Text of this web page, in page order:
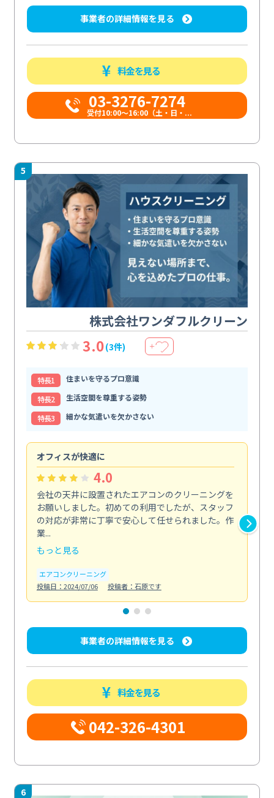
事業者の詳細情報を見る
料金を見る
03-3276-7274
受付10:00〜16:00（土・日・...
5
株式会社ワンダフルクリーン
3.0(3件) ＋
特⻑1
住まいを守るプロ意識
特⻑2
生活空間を尊重する姿勢
特⻑3
細かな気遣いを欠かさない
オフィスが快適に
4.0
会社の天井に設置されたエアコンのクリーニングを
お願いしました。初めての利用でしたが、スタッフ
の対応が非常に丁寧で安心して任せられました。作
業...
もっと見る
エアコンクリーニング
投稿日：2024/07/06
投稿者：石原です
事業者の詳細情報を見る
料金を見る
042-326-4301
6